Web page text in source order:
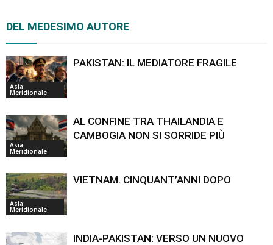
DEL MEDESIMO AUTORE
Asia
Meridionale
PAKISTAN: IL MEDIATORE FRAGILE
Asia
Meridionale
AL CONFINE TRA THAILANDIA E
CAMBOGIA NON SI SORRIDE PIÙ
Asia
Meridionale
VIETNAM. CINQUANT’ANNI DOPO
INDIA-PAKISTAN: VERSO UN NUOVO